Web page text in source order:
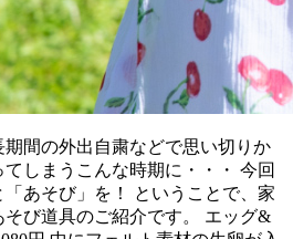
間の外出自粛などで思い切りか
しまうこんな時期に・・・ 今回
あそび」を！ ということで、家
び道具のご紹介です。 エッグ&